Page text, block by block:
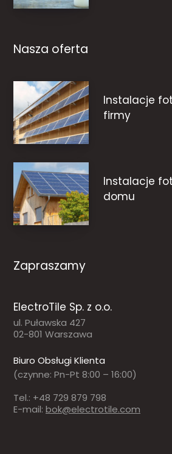
Nasza oferta
Instalacje
firmy
Instalacje
domu
Zapraszamy
ElectroTile Sp. z o.o.
ul. Puławska 427
02-801 Warszawa
Biuro Obsługi Klienta
(czynne: Pn-Pt 8:00 – 16:00)
Tel.: +48 729 879 798
E-mail: bok@electrotile.com